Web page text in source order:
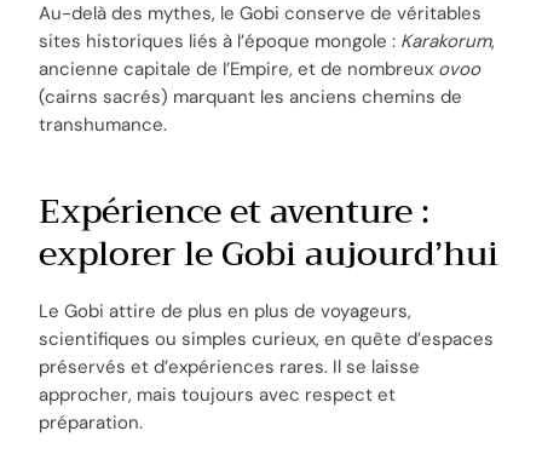
Au-delà des mythes, le Gobi conserve de véritables
sites historiques liés à l’époque mongole : Karakorum,
ancienne capitale de l’Empire, et de nombreux ovoo
(cairns sacrés) marquant les anciens chemins de
transhumance.
Expérience et aventure :
explorer le Gobi aujourd’hui
Le Gobi attire de plus en plus de voyageurs,
scientifiques ou simples curieux, en quête d’espaces
préservés et d’expériences rares. Il se laisse
approcher, mais toujours avec respect et
préparation.